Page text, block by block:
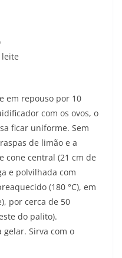
leite
em repouso por 10
com os ovos, o
ficar uniforme. Sem
de limão e a
cone central (21 cm de
e polvilhada com
(180 °C), em
por cerca de 50
do palito).
Sirva com o